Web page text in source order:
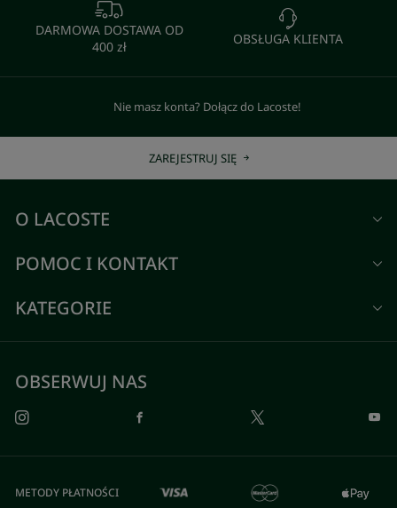
DARMOWA DOSTAWA OD
400 zł
OBSŁUGA KLIENTA
Nie masz konta? Dołącz do Lacoste!
ZAREJESTRUJ SIĘ
O LACOSTE
POMOC I KONTAKT
KATEGORIE
OBSERWUJ NAS
METODY PŁATNOŚCI